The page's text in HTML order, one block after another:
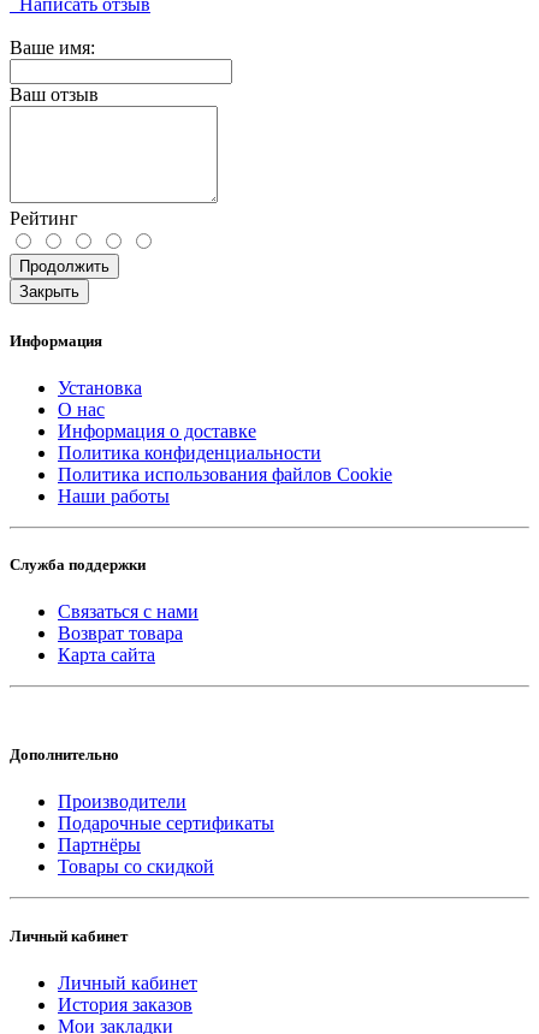
Написать отзыв
Ваше имя:
Ваш отзыв
Рейтинг
Продолжить
Закрыть
Информация
Установка
О нас
Информация о доставке
Политика конфиденциальности
Политика использования файлов Cookie
Наши работы
Служба поддержки
Связаться с нами
Возврат товара
Карта сайта
Дополнительно
Производители
Подарочные сертификаты
Партнёры
Товары со скидкой
Личный кабинет
Личный кабинет
История заказов
Мои закладки